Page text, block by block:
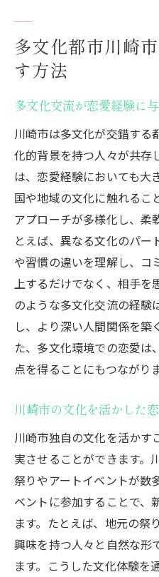
多文化都市川崎
す方法
多文化交流が恋愛経験に
川崎市は多文化が交錯する
化的背景を持つ人々が共存
は、恋愛経験においても大
国や地域の文化に触れるこ
アプローチが多様化し、柔
とえば、異なる文化のパ
や習慣の違いを理解し、コ
上するだけでなく、相手
のような多文化交流の経験
し、より深い人間関係を築
た、多文化環境での恋愛は
点を得ることにもつながり
川崎市の文化を活かした
川崎市独自の文化を活かす
実させることができます。
祭りやアートイベントが数
ベントに参加することで、
ます。たとえば、地元の祭
興味を持つ人々と自然な形
ます。こうした文化体験を